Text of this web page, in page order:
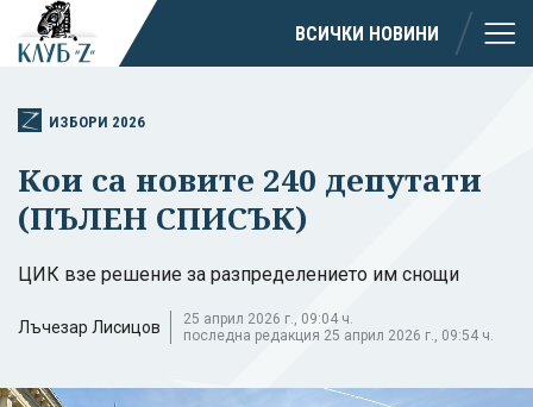
ВСИЧКИ НОВИНИ
ИЗБОРИ 2026
Кои са новите 240 депутати
(ПЪЛЕН СПИСЪК)
ЦИК взе решение за разпределението им снощи
Лъчезар Лисицов
25 април 2026 г., 09:04 ч.
последна редакция 25 април 2026 г., 09:54 ч.